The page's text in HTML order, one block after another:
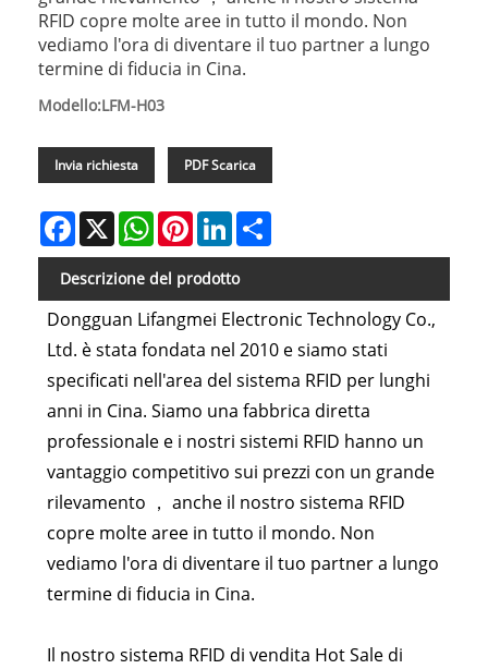
RFID copre molte aree in tutto il mondo. Non
vediamo l'ora di diventare il tuo partner a lungo
termine di fiducia in Cina.
Modello:LFM-H03
Invia richiesta PDF Scarica
Facebook
X WhatsAppPinterestLinkedIn
Descrizione del prodotto
Dongguan Lifangmei Electronic Technology Co.,
Ltd. è stata fondata nel 2010 e siamo stati
specificati nell'area del sistema RFID per lunghi
anni in Cina. Siamo una fabbrica diretta
professionale e i nostri sistemi RFID hanno un
vantaggio competitivo sui prezzi con un grande
rilevamento ， anche il nostro sistema RFID
copre molte aree in tutto il mondo. Non
vediamo l'ora di diventare il tuo partner a lungo
termine di fiducia in Cina.
Il nostro sistema RFID di vendita Hot Sale di